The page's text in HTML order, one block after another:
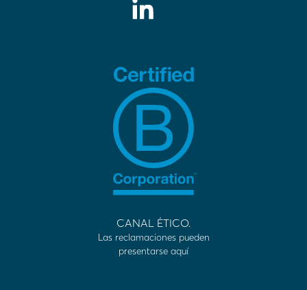
CANAL ÉTICO.
Las reclamaciones pueden
presentarse aquí